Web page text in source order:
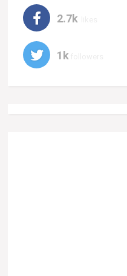
2.7k
1k